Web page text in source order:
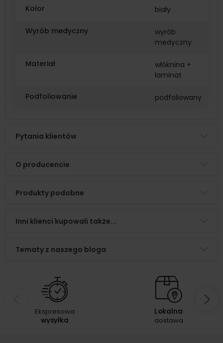
Kolor biały
Wyrób medyczny
wyrób
medyczny
Materiał
włóknina +
laminat
Podfoliowanie podfoliowany
Pytania klientów
O producencie
Produkty podobne
Inni klienci kupowali także...
Tematy z naszego bloga
Ekspresowa
wysyłka
Lokalna
dostawa